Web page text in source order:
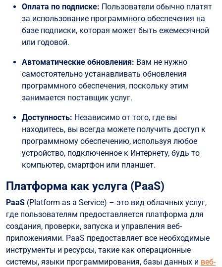
Оплата по подписке: Пользователи обычно платят
за использование программного обеспечения на
базе подписки, которая может быть ежемесячной
или годовой.
Автоматические обновления: Вам не нужно
самостоятельно устанавливать обновления
программного обеспечения, поскольку этим
занимается поставщик услуг.
Доступность: Независимо от того, где вы
находитесь, вы всегда можете получить доступ к
программному обеспечению, используя любое
устройство, подключенное к Интернету, будь то
компьютер, смартфон или планшет.
Платформа как услуга (PaaS)
PaaS (Platform as a Service) – это вид облачных услуг,
где пользователям предоставляется платформа для
создания, проверки, запуска и управления веб-
приложениями. PaaS предоставляет все необходимые
инструменты и ресурсы, такие как операционные
системы, языки программирования, базы данных и веб-